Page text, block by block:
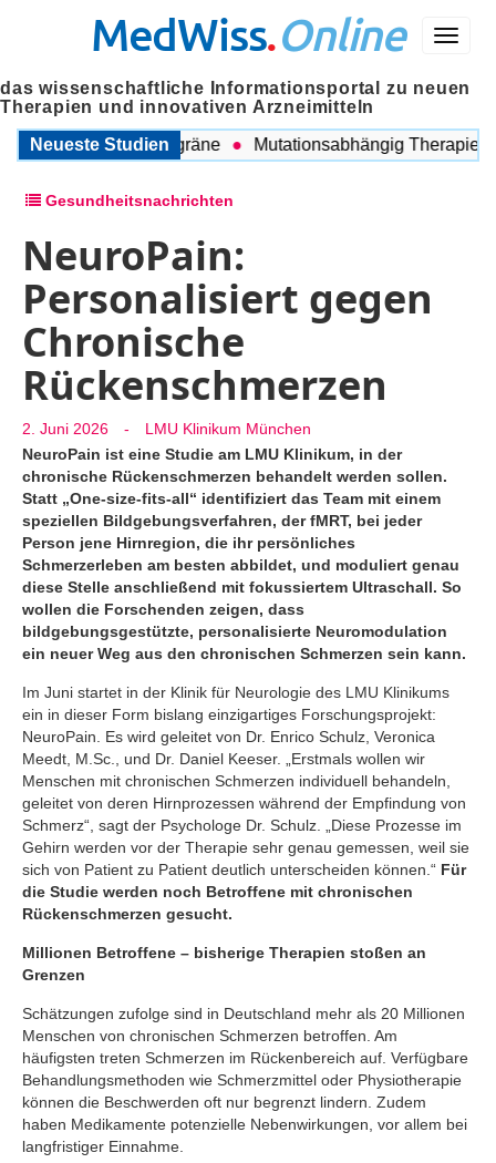
Menü
MedWiss.Online
das wissenschaftliche Informationsportal zu neuen
Therapien und innovativen Arzneimitteln
Neueste Studien
COPD und Migräne Mutationsabhängig Therapie
Gesundheitsnachrichten
NeuroPain:
Personalisiert gegen
Chronische
Rückenschmerzen
2. Juni 2026 -
LMU Klinikum München
NeuroPain ist eine Studie am LMU Klinikum, in der
chronische Rückenschmerzen behandelt werden sollen.
Statt „One-size-fits-all“ identifiziert das Team mit einem
speziellen Bildgebungsverfahren, der fMRT, bei jeder
Person jene Hirnregion, die ihr persönliches
Schmerzerleben am besten abbildet, und moduliert genau
diese Stelle anschließend mit fokussiertem Ultraschall. So
wollen die Forschenden zeigen, dass
bildgebungsgestützte, personalisierte Neuromodulation
ein neuer Weg aus den chronischen Schmerzen sein kann.
Im Juni startet in der Klinik für Neurologie des LMU Klinikums
ein in dieser Form bislang einzigartiges Forschungsprojekt:
NeuroPain. Es wird geleitet von Dr. Enrico Schulz, Veronica
Meedt, M.Sc., und Dr. Daniel Keeser. „Erstmals wollen wir
Menschen mit chronischen Schmerzen individuell behandeln,
geleitet von deren Hirnprozessen während der Empfindung von
Schmerz“, sagt der Psychologe Dr. Schulz. „Diese Prozesse im
Gehirn werden vor der Therapie sehr genau gemessen, weil sie
sich von Patient zu Patient deutlich unterscheiden können.“ Für
die Studie werden noch Betroffene mit chronischen
Rückenschmerzen gesucht.
Millionen Betroffene – bisherige Therapien stoßen an
Grenzen
Schätzungen zufolge sind in Deutschland mehr als 20 Millionen
Menschen von chronischen Schmerzen betroffen. Am
häufigsten treten Schmerzen im Rückenbereich auf. Verfügbare
Behandlungsmethoden wie Schmerzmittel oder Physiotherapie
können die Beschwerden oft nur begrenzt lindern. Zudem
haben Medikamente potenzielle Nebenwirkungen, vor allem bei
langfristiger Einnahme.